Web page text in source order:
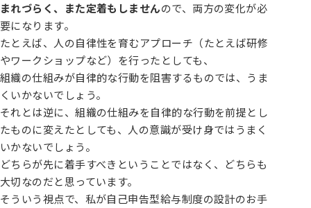
まれづらく、また定着もしませんので、両方の変化が必
要になります。
たとえば、人の自律性を育むアプローチ（たとえば研修
やワークショップなど）を行ったとしても、
組織の仕組みが自律的な行動を阻害するものでは、うま
くいかないでしょう。
それとは逆に、組織の仕組みを自律的な行動を前提とし
たものに変えたとしても、人の意識が受け身ではうまく
いかないでしょう。
どちらが先に着手すべきということではなく、どちらも
大切なのだと思っています。
そういう視点で、私が自己申告型給与制度の設計のお手